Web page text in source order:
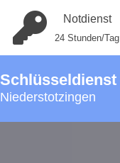
Notdienst
24 Stunden/Tag
Schlüsseldienst
Niederstotzingen